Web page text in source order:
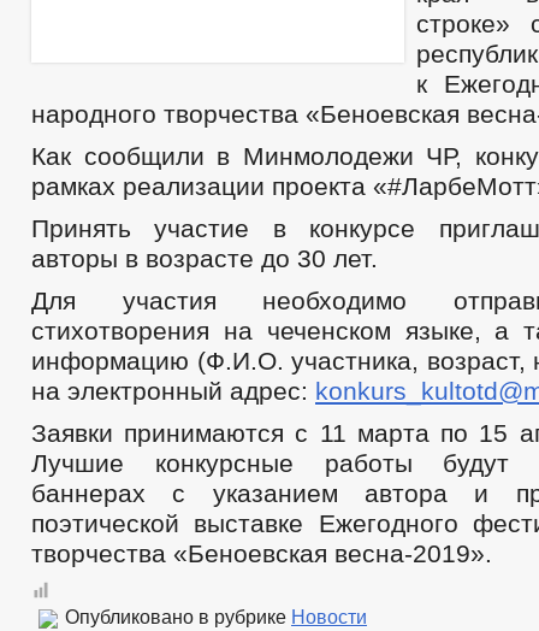
строке»
к
народного творчества «Беноевская
Как сообщили в Минмолодежи ЧР,
рамках реализации проекта
Принять участие в конкурсе
авторы в возрасте до 30 лет.
Для участия необходимо
стихотворения на чеченском языке, а
информацию (Ф.И.О. участника, возраст,
на электронный адрес:
Заявки принимаются с 11 марта по 15
Лучшие конкурсные работы будут
баннерах с указанием автора и
поэтической выставке Ежегодного
творчества «Беноевская весна-2019».
Опубликовано в рубрике Новости